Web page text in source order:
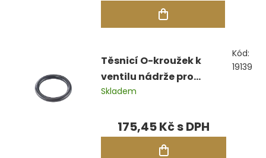
Těsnicí O-kroužek k
ventilu nádrže pro
Elmasteam 4,5 a 8
Skladem
175,45 Kč
Kód:
19139